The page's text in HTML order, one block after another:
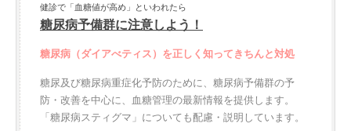
健診で「血糖値が高め」といわれたら
糖尿病予備群に注意しよう！
糖尿病（ダイアべティス）を正しく知ってきちんと対処
糖尿及び糖尿病重症化予防のために、糖尿病予備群の予
防・改善を中心に、血糖管理の最新情報を提供します。
「糖尿病スティグマ」についても配慮・説明しています。